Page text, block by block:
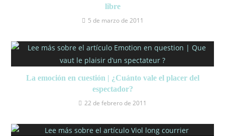
libre
5 de marzo de 2011
La emoción en cuestión | ¿Cuánto vale el placer del
espectador?
22 de febrero de 2011